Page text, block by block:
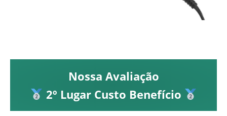
Nossa Avaliação
2º Lugar Custo Benefício